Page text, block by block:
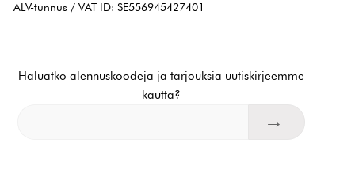
ALV-tunnus / VAT ID: SE556945427401
Haluatko alennuskoodeja ja tarjouksia uutiskirjeemme
kautta?